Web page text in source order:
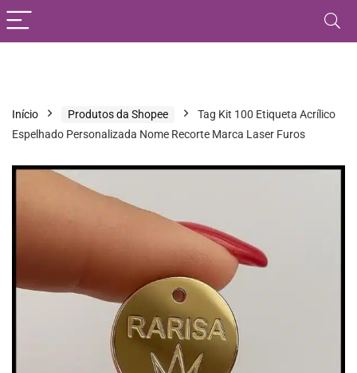
Início Produtos da Shopee
Tag Kit 100 Etiqueta Acrílico
Espelhado Personalizada Nome Recorte Marca Laser Furos